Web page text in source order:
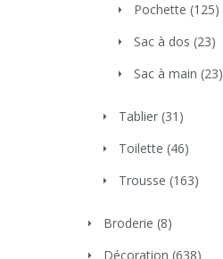
Pochette (125)
Sac à dos (23)
Sac à main (23)
Tablier (31)
Toilette (46)
Trousse (163)
Broderie (8)
Décoration (638)